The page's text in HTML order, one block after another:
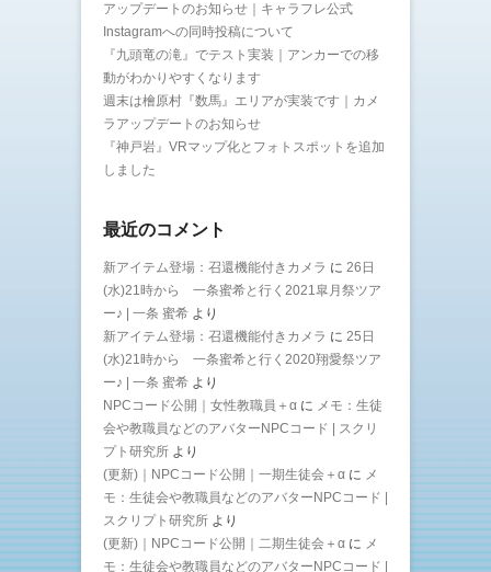
アップデートのお知らせ｜キャラフレ公式
Instagramへの同時投稿について
『九頭竜の滝』でテスト実装｜アンカーでの移
動がわかりやすくなります
週末は檜原村『数馬』エリアが実装です｜カメ
ラアップデートのお知らせ
『神戸岩』VRマップ化とフォトスポットを追加
しました
最近のコメント
新アイテム登場：召還機能付きカメラ に 26日
(水)21時から 一条蜜希と行く2021皐月祭ツア
ー♪ | 一条 蜜希 より
新アイテム登場：召還機能付きカメラ に 25日
(水)21時から 一条蜜希と行く2020翔愛祭ツア
ー♪ | 一条 蜜希 より
NPCコード公開｜女性教職員＋α に メモ：生徒
会や教職員などのアバターNPCコード | スクリ
プト研究所 より
(更新)｜NPCコード公開｜一期生徒会＋α に メ
モ：生徒会や教職員などのアバターNPCコード |
スクリプト研究所 より
(更新)｜NPCコード公開｜二期生徒会＋α に メ
モ：生徒会や教職員などのアバターNPCコード |